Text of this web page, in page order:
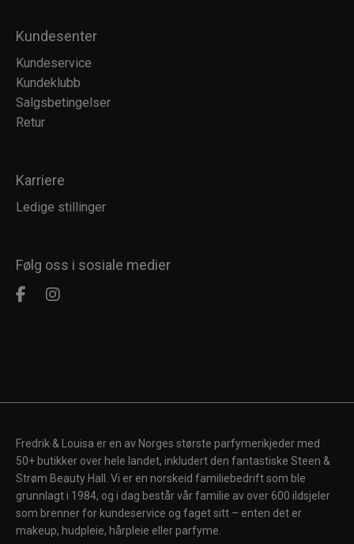
Kundesenter
Kundeservice
Kundeklubb
Salgsbetingelser
Retur
Karriere
Ledige stillinger
Følg oss i sosiale medier
Fredrik & Louisa er en av Norges største parfymerikjeder med
50+ butikker over hele landet, inkludert den fantastiske Steen &
Strøm Beauty Hall. Vi er en norskeid familiebedrift som ble
grunnlagt i 1984, og i dag består vår familie av over 600 ildsjeler
som brenner for kundeservice og faget sitt – enten det er
makeup, hudpleie, hårpleie eller parfyme.